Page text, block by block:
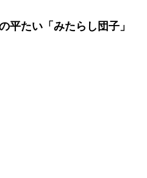
平たい「みたらし団子」